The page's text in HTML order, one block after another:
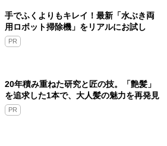
手でふくよりもキレイ！最新「水ぶき両
用ロボット掃除機」をリアルにお試し
PR
20年積み重ねた研究と匠の技。「艶髪」
を追求した1本で、大人髪の魅力を再発見
PR